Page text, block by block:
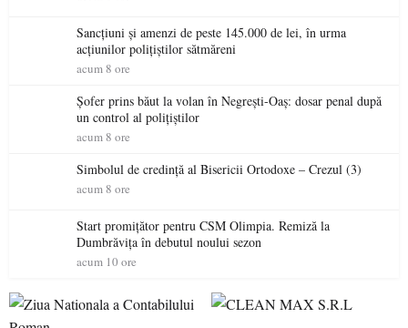
Sancțiuni și amenzi de peste 145.000 de lei, în urma
acțiunilor polițiștilor sătmăreni
acum 8 ore
Șofer prins băut la volan în Negrești-Oaș: dosar penal după
un control al polițiștilor
acum 8 ore
Simbolul de credinţă al Bisericii Ortodoxe – Crezul (3)
acum 8 ore
Start promițător pentru CSM Olimpia. Remiză la
Dumbrăvița în debutul noului sezon
acum 10 ore